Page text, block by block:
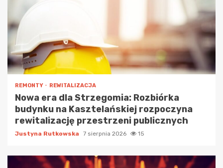
REMONTY REWITALIZACJA
Nowa era dla Strzegomia: Rozbiórka
budynku na Kasztelańskiej rozpoczyna
rewitalizację przestrzeni publicznych
Justyna Rutkowska 7 sierpnia 2026 15